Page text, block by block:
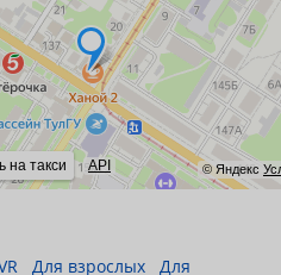
© Яндекс
на такси API
Для взрослых
Для